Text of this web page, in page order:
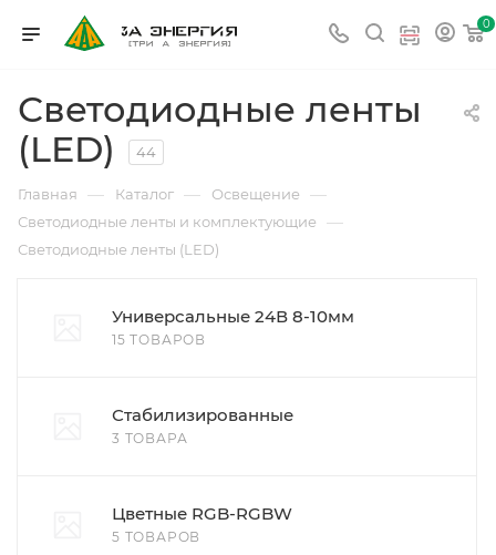
0
Светодиодные ленты
(LED)
44
Главная — Каталог — Освещение —
Светодиодные ленты и комплектующие —
Светодиодные ленты (LED)
Универсальные 24В 8-10мм
15 ТОВАРОВ
Стабилизированные
3 ТОВАРА
Цветные RGB-RGBW
5 ТОВАРОВ